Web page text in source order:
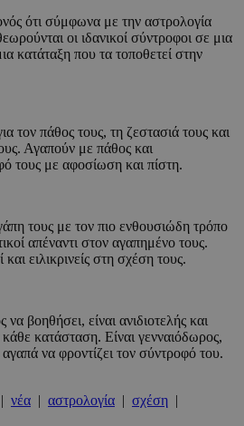
ότι σύμφωνα με την αστρολογία
οι ιδανικοί σύντροφοι σε μια
κατάταξη που τα τοποθετεί στην
τον πάθος τους, τη ζεστασιά τους και
Αγαπούν με πάθος και
τους με αφοσίωση και πίστη.
τους με τον πιο ενθουσιώδη τρόπο
απέναντι στον αγαπημένο τους.
ειλικρινείς στη σχέση τους.
να βοηθήσει, είναι ανιδιοτελής και
κατάσταση. Είναι γενναιόδωρος,
αγαπά να φροντίζει τον σύντροφό του.
| νέα | αστρολογία | σχέση |